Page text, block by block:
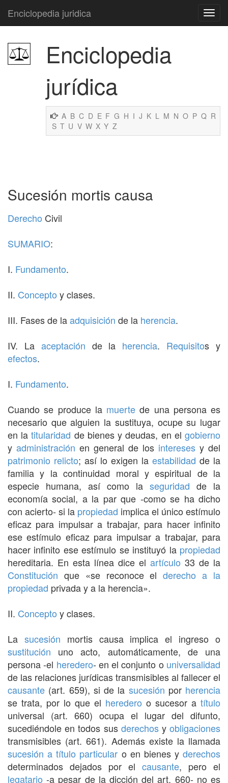
Enciclopedia juridica
Enciclopedia
jurídica
A B C D E F G H I J K L M N O P Q R
S T U V W X Y Z
Sucesión mortis causa
Derecho Civil
SUMARIO:
I. Fundamento.
II. Concepto y clases.
III. Fases de laadquisición de la herencia.
IV. La aceptación de la herencia. Requisitos y
efectos.
I. Fundamento.
Cuando se produce la muerte de una persona es
necesario que alguien la sustituya, ocupe su lugar
en latitularidad de bienes y deudas, en elgobierno
y administración en general de los intereses y del
patrimonio relicto; así lo exigen la estabilidad de la
familia y la continuidad moral y espiritual de la
especie humana, así como la seguridad de la
economía social, a la par que -como se ha dicho
con acierto- si la propiedad implica el único estímulo
eficaz para impulsar a trabajar, para hacer infinito
ese estímulo eficaz para impulsar a trabajar, para
hacer infinito ese estímulo se instituyó la propiedad
hereditaria. En esta línea dice el artículo 33 de la
Constitución que «se reconoce elderecho a la
propiedad privada y a la herencia».
II. Concepto y clases.
La sucesión mortis causa implica el ingreso o
sustitución uno acto, automáticamente, de una
persona -el heredero- en el conjunto o universalidad
de las relaciones jurídicas transmisibles al fallecer el
causante (art. 659), si de la sucesión por herencia
se trata, por lo que el heredero o sucesor a título
universal (art. 660) ocupa el lugar del difunto,
sucediéndole en todos sus derechosyobligaciones
transmisibles (art. 661). Además existe la llamada
sucesión a título particular o en bienes y derechos
determinados dejados por el causante, pero el
legatario -a pesar de la dicción del art. 660- no es